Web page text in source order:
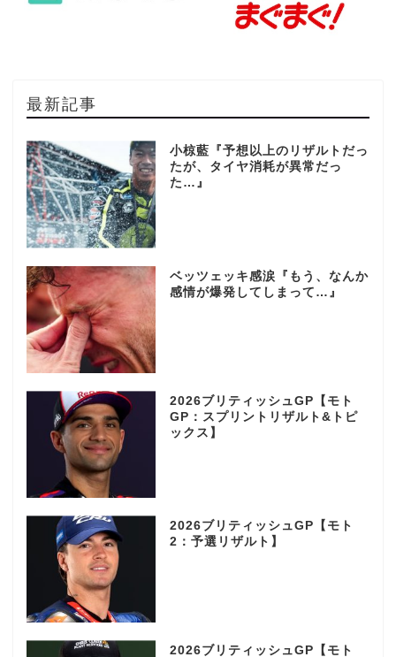
最新記事
小椋藍『予想以上のリザルトだっ
たが、タイヤ消耗が異常だっ
た…』
ベッツェッキ感涙『もう、なんか
感情が爆発してしまって…』
2026ブリティッシュGP【モト
GP：スプリントリザルト&トピ
ックス】
2026ブリティッシュGP【モト
2：予選リザルト】
2026ブリティッシュGP【モト